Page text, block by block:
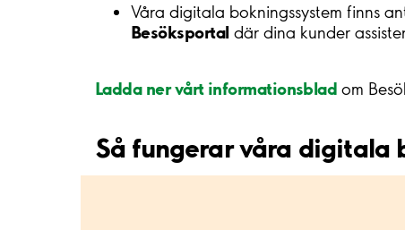
Våra digitala bokningssystem finns
Besöksportaldär dina kunder
Ladda ner vårt informationsblad om
Så fungerar våra digitala